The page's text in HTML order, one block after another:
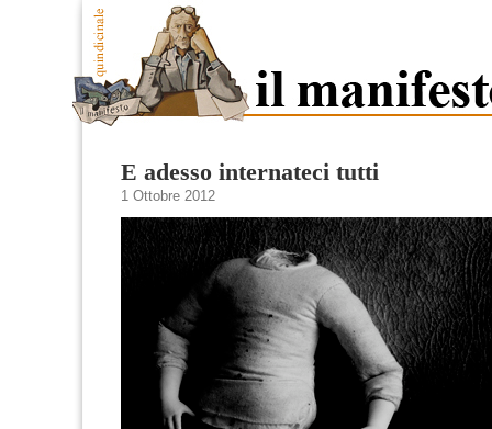
E adesso internateci tutti
1 Ottobre 2012